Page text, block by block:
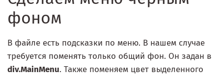
фоном
В файле есть подсказки по меню. В нашем случае
требуется поменять только общий фон. Он задан в
div.MainMenu. Также поменяем цвет выделенного